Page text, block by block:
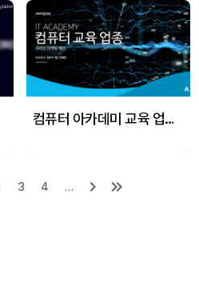
컴퓨터 아카데미 교육 업종 제안 성공 사례
3 4 …